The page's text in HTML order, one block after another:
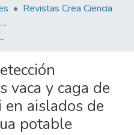
Revistas Crea Ciencia
Revista Crea Ciencia Vol. 15 N° 2
en aislados de agua de riego y agua potable
vaca y caga de
aislados de
potable